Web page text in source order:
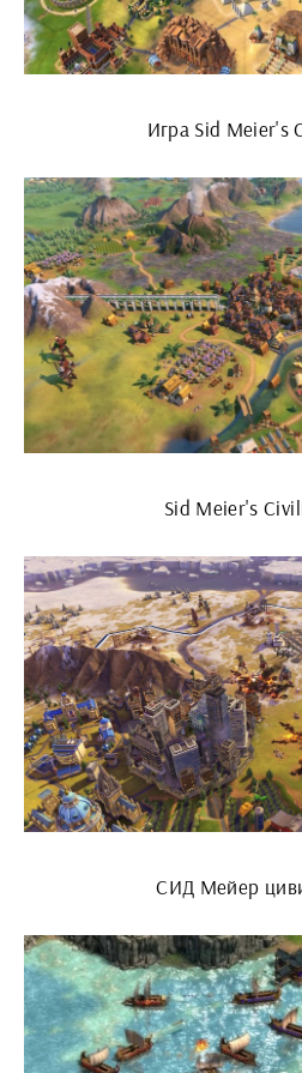
Игра Sid Meier's
Sid Meier's
СИД Мейер